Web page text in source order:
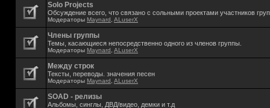
Solo Projects
Обсуждение всего, что связано с сольными проектами участников
Модераторы Maynard ALuserX
Члены группы
Темы, касающиеся непосредственно одного из членов группы.
Модераторы Maynard ALuserX
Между строк
Тексты, переводы. значения песен
Модераторы Maynard ALuserX
SOAD - релизы
Альбомы, синглы, ДВД/видео, демки и т.д